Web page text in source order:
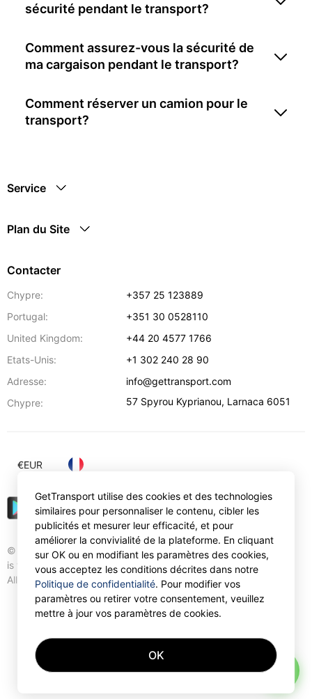
sécurité pendant le transport?
Comment assurez-vous la sécurité de
ma cargaison pendant le transport?
Comment réserver un camion pour le
transport?
Service
Plan du Site
Contacter
Chypre:
+357 25 123889
Portugal:
+351 30 0528110
United Kingdom:
+44 20 4577 1766
Etats-Unis:
+1 302 240 28 90
Adresse:
info@gettransport.com
Chypre:
57 Spyrou Kyprianou, Larnaca 6051
© Gettransport International Limited. GetTransport®
is trademark of Gettransport International Limited.
All rights reserved.
€EUR
GetTransport utilise des cookies et des technologies
similaires pour personnaliser le contenu, cibler les
publicités et mesurer leur efficacité, et pour
améliorer la convivialité de la plateforme. En cliquant
sur OK ou en modifiant les paramètres des cookies,
vous acceptez les conditions décrites dans notre
Politique de confidentialité. Pour modifier vos
paramètres ou retirer votre consentement, veuillez
mettre à jour vos paramètres de cookies.
OK
AI